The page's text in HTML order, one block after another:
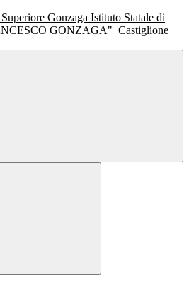
Istituto Statale di
GONZAGA" Castiglione